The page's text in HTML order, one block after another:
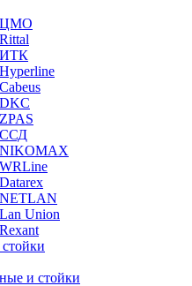
ЦМО
ИТК
ССД
NIKOMAX
Union
и стойки